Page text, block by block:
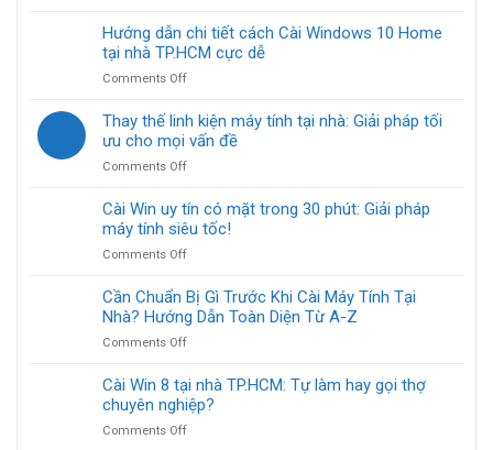
Gamer
người
sửa
máy
nhà
gấp
TP.HCM
vụ
cài
xa:
Giải
pháp
cho
mọi
nhà
Hướng dẫn chi tiết cách Cài Windows 10 Home
tại nhà TP.HCM cực dễ
Comments Offon
dẫn
chi
Windows
10
Home
TP.HCM
cực
dễ
Thay thế linh kiện máy tính tại nhà: Giải pháp tối
ưu cho mọi vấn đề
Comments Offon
thế
linh
tại
nhà:
Giải
ưu
cho
mọi
Cài Win uy tín có mặt trong 30 phút: Giải pháp
máy tính siêu tốc!
Comments Offon
Win
uy
tín
trong
30
phút:
Cần Chuẩn Bị Gì Trước Khi Cài Máy Tính Tại
Nhà? Hướng Dẫn Toàn Diện Từ A-Z
Comments Offon
Chuẩn
Bị
Gì
Cài Win 8 tại nhà TP.HCM: Tự làm hay gọi thợ
chuyên nghiệp?
Comments Offon